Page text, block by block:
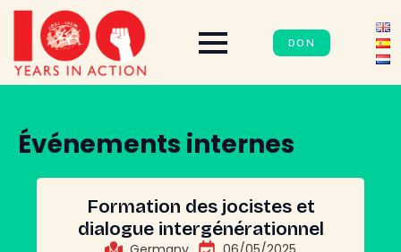
DON
Événements internes
Formation des jocistes et
dialogue intergénérationnel